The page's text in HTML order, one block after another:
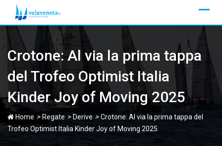
content
Crotone: Al via la prima tappa
del Trofeo Optimist Italia
Kinder Joy of Moving 2025
Home > Regate > Derive >Crotone: Al via la prima tappa del
Trofeo Optimist Italia Kinder Joy of Moving 2025